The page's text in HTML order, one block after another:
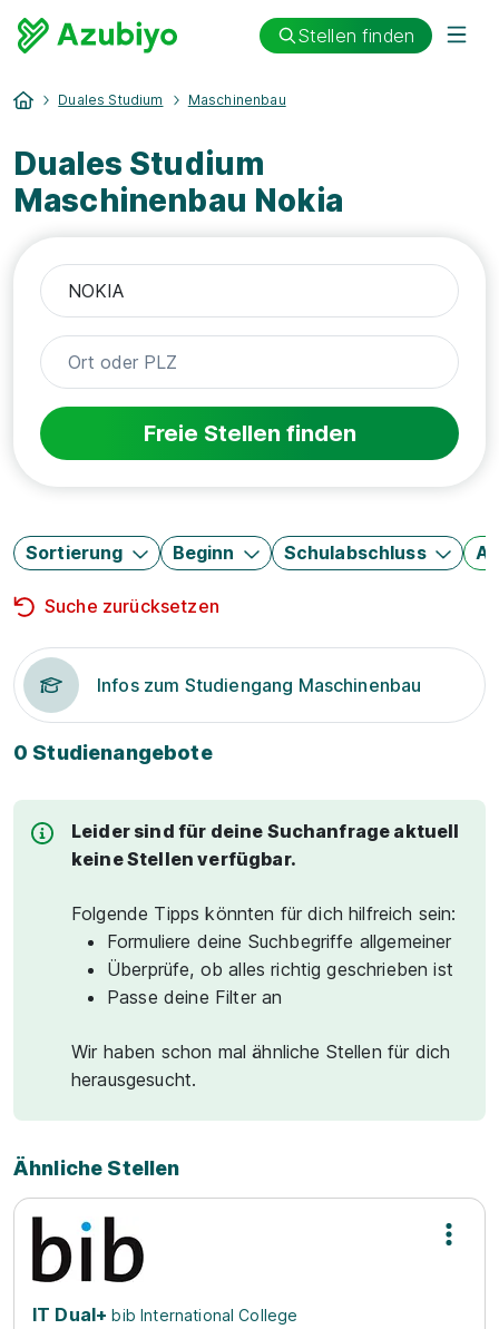
Stellen finden
Duales Studium Maschinenbau
Duales Studium
Maschinenbau Nokia
Freie Stellen finden
Sortierung Beginn Schulabschluss
Suche zurücksetzen
Infos zum Studiengang Maschinenbau
0 Studienangebote
Leider sind für deine Suchanfrage aktuell
keine Stellen verfügbar.
Folgende Tipps könnten für dich hilfreich sein:
Formuliere deine Suchbegriffe allgemeiner
Überprüfe, ob alles richtig geschrieben ist
Passe deine Filter an
Wir haben schon mal ähnliche Stellen für dich
herausgesucht.
Ähnliche Stellen
IT Dual+ bib International College